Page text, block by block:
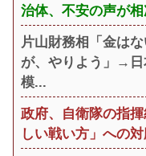
治体、不安の声が相
片山財務相「金は
が、やりよう」→日
模...
政府、自衛隊の指
しい戦い方」への